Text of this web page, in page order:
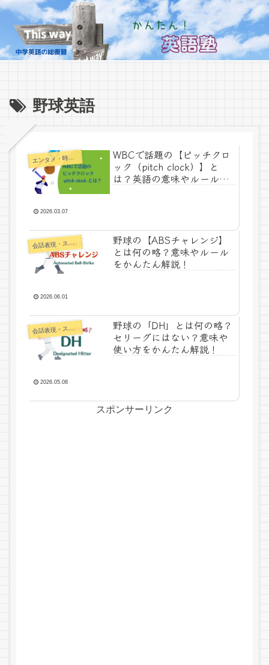
野球英語
エ
ンタメ・時事ネタ
WBCで話題の【ピッチクロ
ック（pitch clock）】と
は？英語の意味やルールを
2026.03.07
会話表現・スラング・ことわざ
野球の【ABSチャレンジ】
とは何の略？意味やルール
をかんたん解説！
2026.06.01
会話表現・スラング・ことわざ
野球の「DH」とは何の略？
セリーグにはない？意味や
使い方をかんたん解説！
2026.05.08
スポンサーリンク